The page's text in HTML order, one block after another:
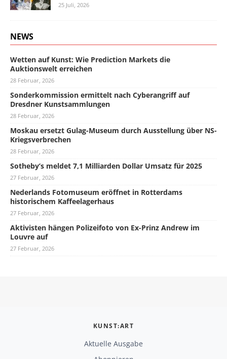
25 Juli, 2026
NEWS
Wetten auf Kunst: Wie Prediction Markets die
Auktionswelt erreichen
28 Februar, 2026
Sonderkommission ermittelt nach Cyberangriff auf
Dresdner Kunstsammlungen
28 Februar, 2026
Moskau ersetzt Gulag-Museum durch Ausstellung über NS-
Kriegsverbrechen
28 Februar, 2026
Sotheby’s meldet 7,1 Milliarden Dollar Umsatz für 2025
27 Februar, 2026
Nederlands Fotomuseum eröffnet in Rotterdams
historischem Kaffeelagerhaus
27 Februar, 2026
Aktivisten hängen Polizeifoto von Ex-Prinz Andrew im
Louvre auf
27 Februar, 2026
KUNST:ART
Aktuelle Ausgabe